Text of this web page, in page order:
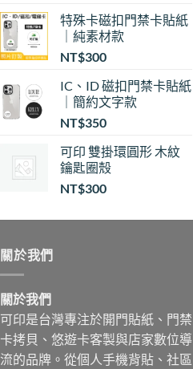
特殊卡磁扣門禁卡貼紙
｜純素材款
NT$300
IC、ID 磁扣門禁卡貼紙
｜簡約文字款
NT$350
可印 雙掛環圓形 木紋
鑰匙圈殼
NT$300
關於我們
關於我們
可印是台灣專注於開門貼紙、門禁
卡拷貝、悠遊卡客製與店家數位導
流的品牌。從個人手機背貼、社區